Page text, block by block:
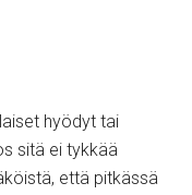
hyödyt tai
sitä ei tykkää
että pitkässä